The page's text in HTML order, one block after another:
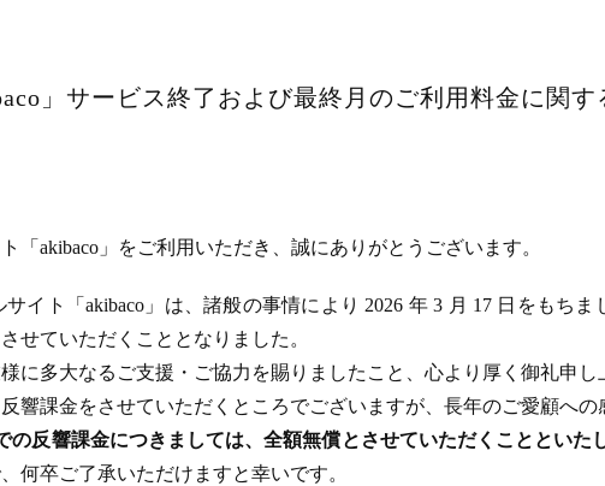
」サービス終了および最終月のご利用料金に関す
「akibaco」をご利用いただき、誠にありがとうございます。
イト「akibaco」は、諸般の事情により 2026 年 3 月 17 日をもちま
せていただくこととなりました。
に多大なるご支援・ご協力を賜りましたこと、心より厚く御礼申し
響課金をさせていただくところでございますが、長年のご愛顧への
の反響課金につきましては、全額無償とさせていただくことといた
何卒ご了承いただけますと幸いです。